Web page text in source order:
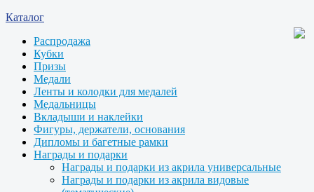
Каталог
Распродажа
Кубки
Призы
Медали
Ленты и колодки для медалей
Медальницы
Вкладыши и наклейки
Фигуры, держатели, основания
Дипломы и багетные рамки
Награды и подарки
Награды и подарки из акрила универсальные
Награды и подарки из акрила видовые